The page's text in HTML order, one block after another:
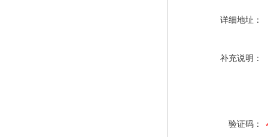
详细地址：
补充说明：
验证码：